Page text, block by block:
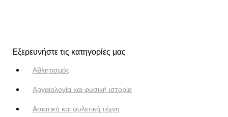
Εξερευνήστε τις κατηγορίες μας
Αθλητισμός
Αρχαιολογία και φυσική ιστορία
Ασιατική και φυλετική τέχνη